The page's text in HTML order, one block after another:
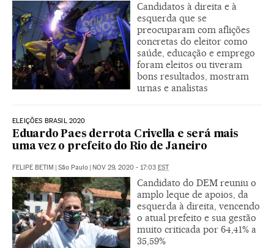
Candidatos à direita e à
esquerda que se
preocuparam com aflições
concretas do eleitor como
saúde, educação e emprego
foram eleitos ou tiveram
bons resultados, mostram
urnas e analistas
ELEIÇÕES BRASIL 2020
Eduardo Paes derrota Crivella e será mais
uma vez o prefeito do Rio de Janeiro
FELIPE BETIM São Paulo NOV 29, 2020 - 17:03 EST
Candidato do DEM reuniu o
amplo leque de apoios, da
esquerda à direita, vencendo
o atual prefeito e sua gestão
muito criticada por 64,41% a
35,59%